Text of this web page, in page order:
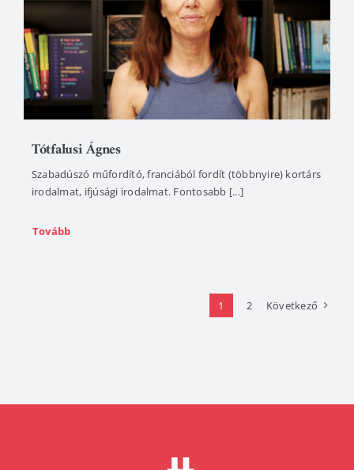
Tótfalusi Ágnes
Szabadúszó műfordító, franciából fordít (többnyire) kortárs
irodalmat, ifjúsági irodalmat. Fontosabb [...]
Tovább
1 2 Következő